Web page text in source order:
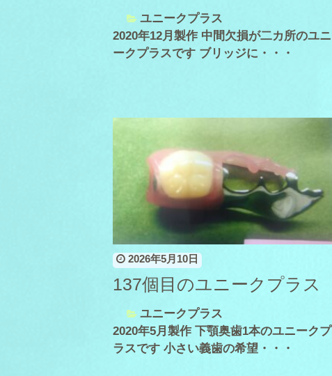
ユニークプラス
2020年12月製作 中間欠損が二カ所のユニ
ークプラスです ブリッジに・・・
2026年5月10日
137個目のユニークプラス
ユニークプラス
2020年5月製作 下顎奥歯1本のユニークプ
ラスです 小さい義歯の希望・・・